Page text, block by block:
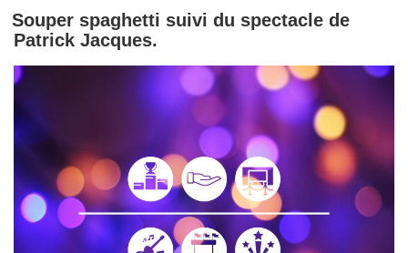
Souper spaghetti suivi du spectacle de
Patrick Jacques.